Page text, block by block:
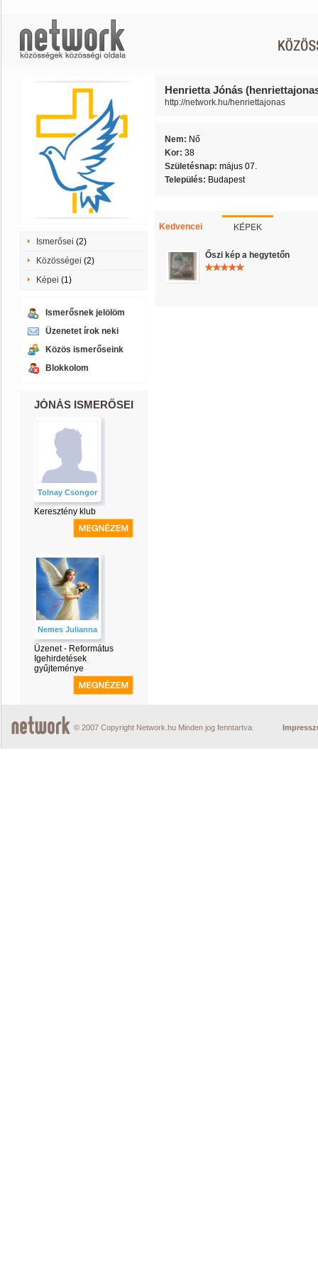
Ismerősei (2)
Közösségei (2)
Képei (1)
Ismerősnek jelölöm
Üzenetet írok neki
Közös ismerőseink
Blokkolom
JÓNÁS ISMERŐSEI
Tolnay Csongor
Keresztény klub
Nemes Julianna
Üzenet - Református
Igehirdetések
gyűjteménye
Henrietta Jónás
http://network.hu/henriettajonas
Nem: Nő
Kor: 38
Születésnap: május 07.
Település: Budapest
Kedvencei KÉPEK
Őszi kép a hegytetőn
© 2007 Copyright Network.hu Minden jog fenntartva.